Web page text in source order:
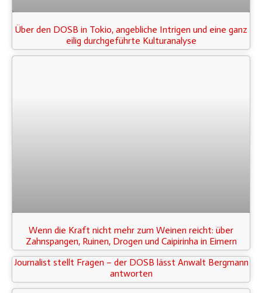
Über den DOSB in Tokio, angebliche Intrigen und eine ganz
eilig durchgeführte Kulturanalyse
Wenn die Kraft nicht mehr zum Weinen reicht: über
Zahnspangen, Ruinen, Drogen und Caipirinha in Eimern
Journalist stellt Fragen – der DOSB lässt Anwalt Bergmann
antworten